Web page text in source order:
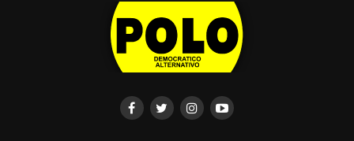
Desde el Polo Democrático Alternativo denunciamos y
rechazamos las amenazas proferidas por las